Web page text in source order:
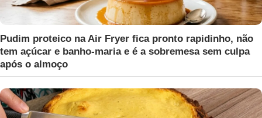
Pudim proteico na Air Fryer fica pronto rapidinho, não
tem açúcar e banho-maria e é a sobremesa sem culpa
após o almoço